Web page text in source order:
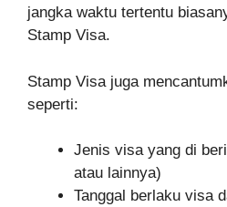
jangka waktu tertentu
Stamp Visa.
Stamp Visa juga
seperti:
Jenis visa yang di
atau lainnya)
Tanggal berlaku visa